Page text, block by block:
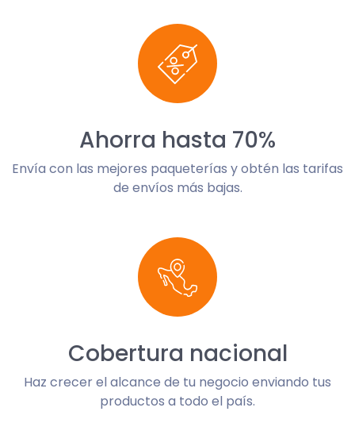
Ahorra hasta 70%
Envía con las mejores paqueterías y obtén las tarifas
de envíos más bajas.
Cobertura nacional
Haz crecer el alcance de tu negocio enviando tus
productos a todo el país.